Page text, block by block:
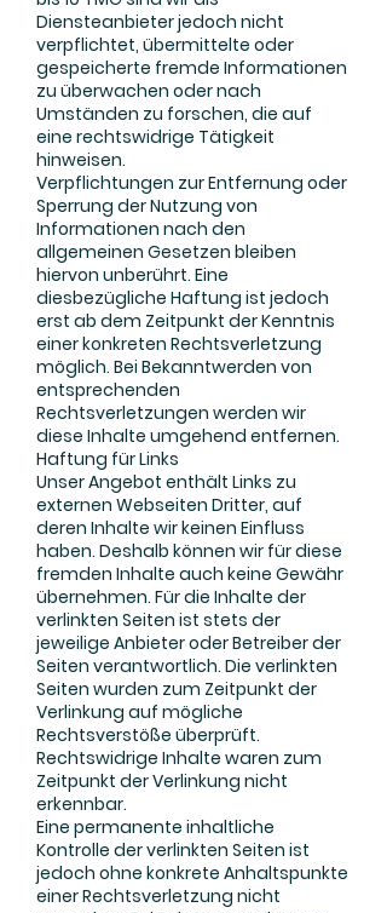
Diensteanbieter jedoch nicht
verpflichtet, übermittelte oder
gespeicherte fremde Informationen
zu überwachen oder nach
Umständen zu forschen, die auf
eine rechtswidrige Tätigkeit
hinweisen.
Verpflichtungen zur Entfernung oder
Sperrung der Nutzung von
Informationen nach den
allgemeinen Gesetzen bleiben
hiervon unberührt. Eine
diesbezügliche Haftung ist jedoch
erst ab dem Zeitpunkt der Kenntnis
einer konkreten Rechtsverletzung
möglich. Bei Bekanntwerden von
entsprechenden
Rechtsverletzungen werden wir
diese Inhalte umgehend entfernen.
Haftung für Links
Unser Angebot enthält Links zu
externen Webseiten Dritter, auf
deren Inhalte wir keinen Einfluss
haben. Deshalb können wir für diese
fremden Inhalte auch keine Gewähr
übernehmen. Für die Inhalte der
verlinkten Seiten ist stets der
jeweilige Anbieter oder Betreiber der
Seiten verantwortlich. Die verlinkten
Seiten wurden zum Zeitpunkt der
Verlinkung auf mögliche
Rechtsverstöße überprüft.
Rechtswidrige Inhalte waren zum
Zeitpunkt der Verlinkung nicht
erkennbar.
Eine permanente inhaltliche
Kontrolle der verlinkten Seiten ist
jedoch ohne konkrete Anhaltspunkte
einer Rechtsverletzung nicht